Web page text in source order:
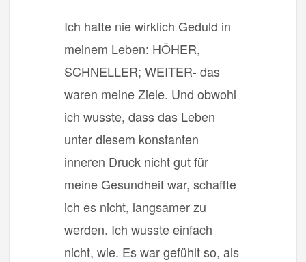
Ich hatte nie wirklich Geduld in
meinem Leben: HÖHER,
SCHNELLER; WEITER- das
waren meine Ziele. Und obwohl
ich wusste, dass das Leben
unter diesem konstanten
inneren Druck nicht gut für
meine Gesundheit war, schaffte
ich es nicht, langsamer zu
werden. Ich wusste einfach
nicht, wie. Es war gefühlt so, als